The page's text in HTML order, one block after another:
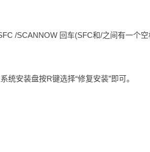
/SCANNOW 回车(SFC和/之间有一个
安装盘按R键选择“修复安装”即可。